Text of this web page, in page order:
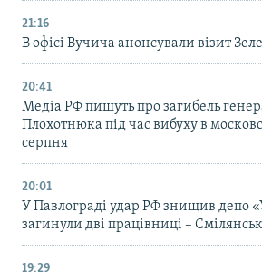
21:16
В офісі Вучича анонсували візит
20:41
Медіа РФ пишуть про загибель
Плохотнюка під час вибуху в
серпня
20:01
У Павлограді удар РФ знищив депо
загинули дві працівниці –
19:29